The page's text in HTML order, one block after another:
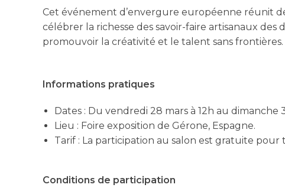
Cet événement d’envergure européenne réunit
célébrer la richesse des savoir-faire artisanaux des
promouvoir la créativité et le talent sans frontières.
Informations pratiques
Dates : Du vendredi 28 mars à 12h au dimanche
Lieu : Foire exposition de Gérone, Espagne.
Tarif : La participation au salon est gratuite pour
Conditions de participation